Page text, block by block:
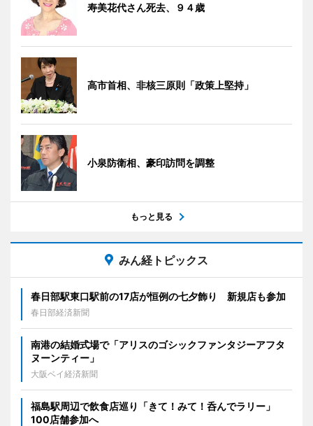
寿美花代さん死去、９４歳
高市首相、非核三原則「政策上堅持」
小泉防衛相、豪印訪問を調整
もっと見る
みん経トピックス
春日部駅東口駅前の17店が恒例の七夕飾り 新規店も参加
春日部経済新聞
南港の結婚式場で「アリスのゴシックファンタジーアフタ
ヌーンティー」
大阪ベイ経済新聞
福島駅周辺で飲食店巡り「きて！みて！呑んでラリー」
100店舗参加へ